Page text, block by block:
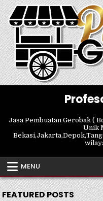
Skip
to
content
Jasa Pembuatan Gerobak (
Unik
MENU
FEATURED POSTS